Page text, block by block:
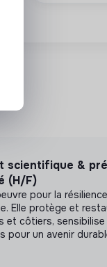
scientifique &
(H/F)
pour la
Elle protège et
et côtiers,
pour un avenir